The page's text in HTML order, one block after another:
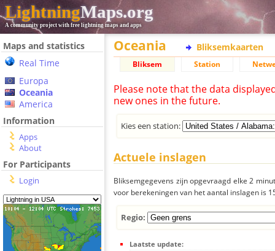
LightningMaps.org
A community project with free lightning maps and apps
Maps and statistics
Real Time
Europa
Oceania
America
Information
Apps
About
For Participants
Login
Oceania Bliksemkaarten
Bliksem Station
Please note that the data
new ones in the future.
Kies een station:
Actuele inslagen
Bliksemgegevens zijn opgevraagd elke 2
voor berekeningen van het aantal inslagen is
Regio:
Laatste update: